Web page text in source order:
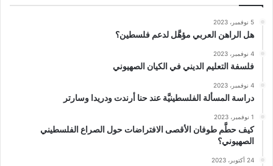
5 نوفمبر، 2023
هل الراهن العربي مؤهَّل لدعم فلسطين؟
4 نوفمبر، 2023
فلسفة التعليم الديني في الكيان الصهيوني
4 نوفمبر، 2023
دراسة المسألة الفلسطينيَّة عند حنا أرندت ودريدا وسارتر
1 نوفمبر، 2023
كيف حطَّم طوفان الأقصى الافتراضات حول الصراع الفلسطيني
الصهيوني؟
24 أكتوبر، 2023